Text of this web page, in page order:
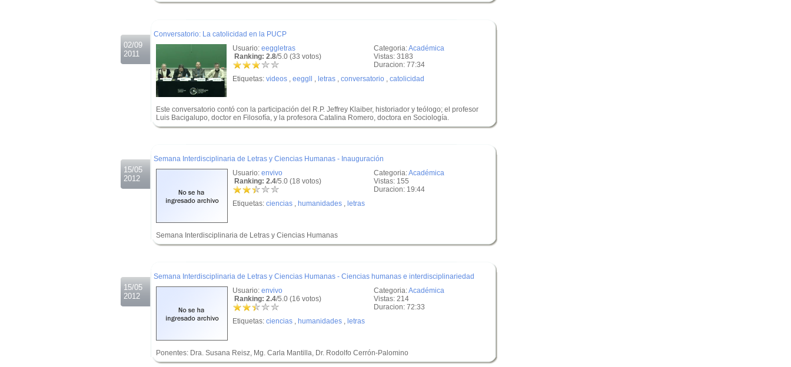
02/09
2011
Conversatorio: La catolicidad en la PUCP
Categoria:Académica
Vistas: 3183
Duracion: 77:34
Usuario: eeggletras
Ranking: 2.8/5.0 (33 votos)
Etiquetas: videos , eeggll , letras , conversatorio , catolicidad
Este conversatorio contó con la participación del R.P. Jeffrey Klaiber, historiador y teólogo; el profesor
Luis Bacigalupo, doctor en Filosofía, y la profesora Catalina Romero, doctora en Sociología.
15/05
2012
Semana Interdisciplinaria de Letras y Ciencias Humanas - Inauguración
Categoria:Académica
Vistas: 155
Duracion: 19:44
Usuario: envivo
Ranking: 2.4/5.0 (18 votos)
Etiquetas: ciencias , humanidades , letras
Semana Interdisciplinaria de Letras y Ciencias Humanas
15/05
2012
Semana Interdisciplinaria de Letras y Ciencias Humanas - Ciencias humanas e interdisciplinariedad
Categoria:Académica
Vistas: 214
Duracion: 72:33
Usuario: envivo
Ranking: 2.4/5.0 (16 votos)
Etiquetas: ciencias , humanidades , letras
Ponentes: Dra. Susana Reisz, Mg. Carla Mantilla, Dr. Rodolfo Cerrón-Palomino